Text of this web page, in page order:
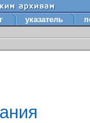
указатель